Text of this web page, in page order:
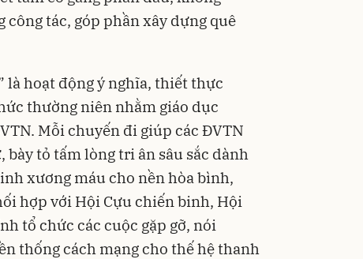
tác, góp phần xây dựng quê
là hoạt động ý nghĩa, thiết thực
thường niên nhằm giáo dục
Mỗi chuyến đi giúp các ĐVTN
tỏ tấm lòng tri ân sâu sắc dành
xương máu cho nền hòa bình,
hợp với Hội Cựu chiến binh, Hội
tổ chức các cuộc gặp gỡ, nói
thống cách mạng cho thế hệ thanh